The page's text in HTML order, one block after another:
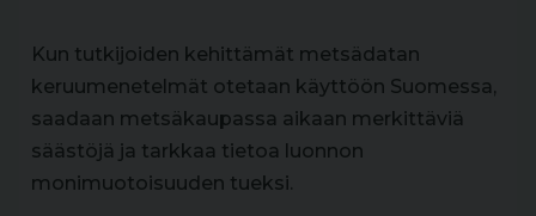
Kun tutkijoiden kehittämät metsädatan
keruumenetelmät otetaan käyttöön Suomessa,
saadaan metsäkaupassa aikaan merkittäviä
säästöjä ja tarkkaa tietoa luonnon
monimuotoisuuden tueksi.